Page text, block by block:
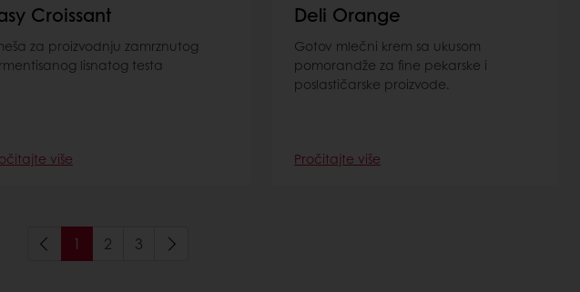
Croissant
za proizvodnju zamrznutog
lisnatog testa
više
Deli Orange
Gotov mlečni krem sa ukusom
pomorandže za fine pekarske i
poslastičarske proizvode.
Pročitajte više
1 2 3